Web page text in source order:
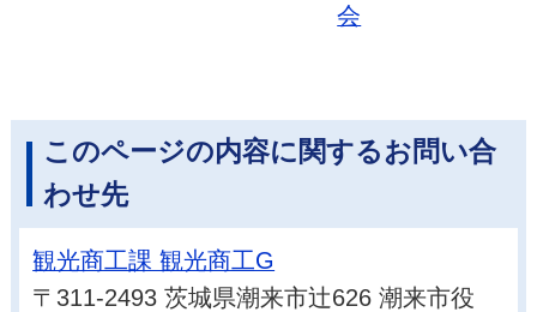
会
このページの内容に関するお問い合
わせ先
観光商工課 観光商工G
〒311-2493 茨城県潮来市辻626 潮来市役